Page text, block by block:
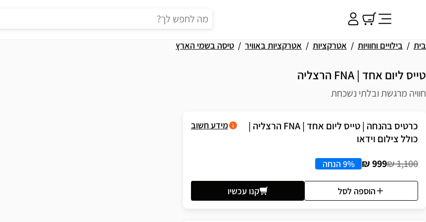
בית בילויים וחוויות אטרקציות אטרקציות באוויר טיסה בשמי הארץ
טייס ליום אחד | FNA הרצליה
חוויה מרגשת ובלתי נשכחת
אפשרויות רכישה
כרטיס בהנחה | טייס ליום אחד | FNA הרצליה |
כולל צילום וידאו
מידע חשוב
1,100 ₪
999 ₪ 9% הנחה
הוספה לסל קנו עכשיו